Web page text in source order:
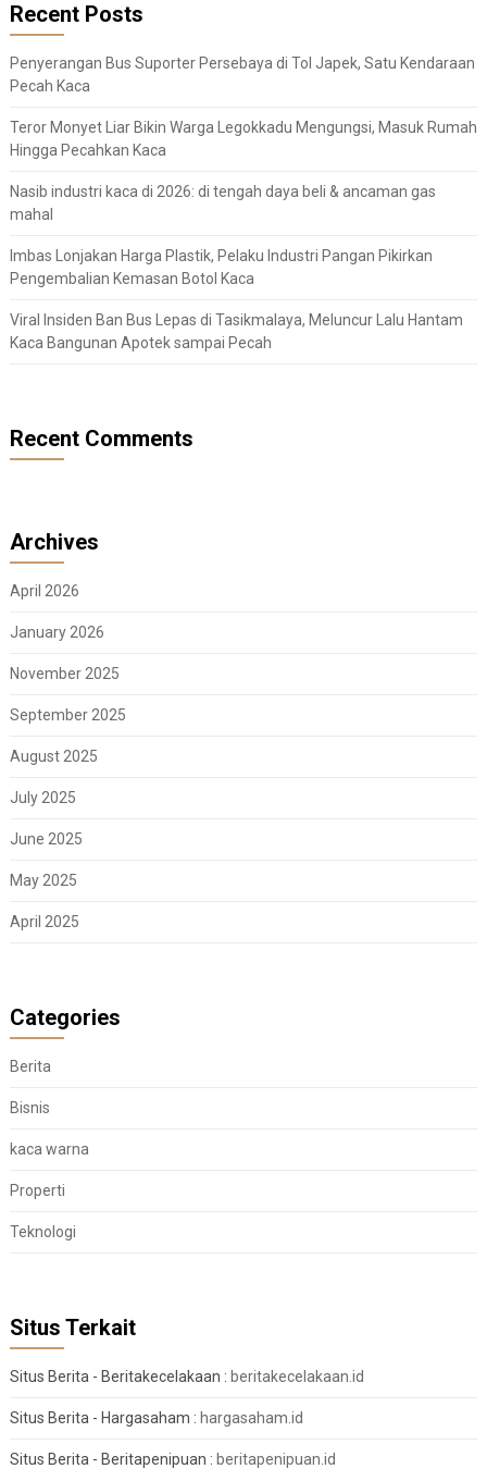
Recent Posts
Penyerangan Bus Suporter Persebaya di Tol Japek, Satu Kendaraan
Pecah Kaca
Teror Monyet Liar Bikin Warga Legokkadu Mengungsi, Masuk Rumah
Hingga Pecahkan Kaca
Nasib industri kaca di 2026: di tengah daya beli & ancaman gas
mahal
Imbas Lonjakan Harga Plastik, Pelaku Industri Pangan Pikirkan
Pengembalian Kemasan Botol Kaca
Viral Insiden Ban Bus Lepas di Tasikmalaya, Meluncur Lalu Hantam
Kaca Bangunan Apotek sampai Pecah
Recent Comments
Archives
April 2026
January 2026
November 2025
September 2025
August 2025
July 2025
June 2025
May 2025
April 2025
Categories
Berita
Bisnis
kaca warna
Properti
Teknologi
Situs Terkait
Situs Berita - Beritakecelakaan : beritakecelakaan.id
Situs Berita - Hargasaham : hargasaham.id
Situs Berita - Beritapenipuan : beritapenipuan.id